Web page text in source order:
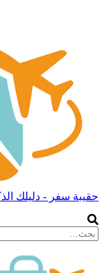
حقيبة سفر - دليلك